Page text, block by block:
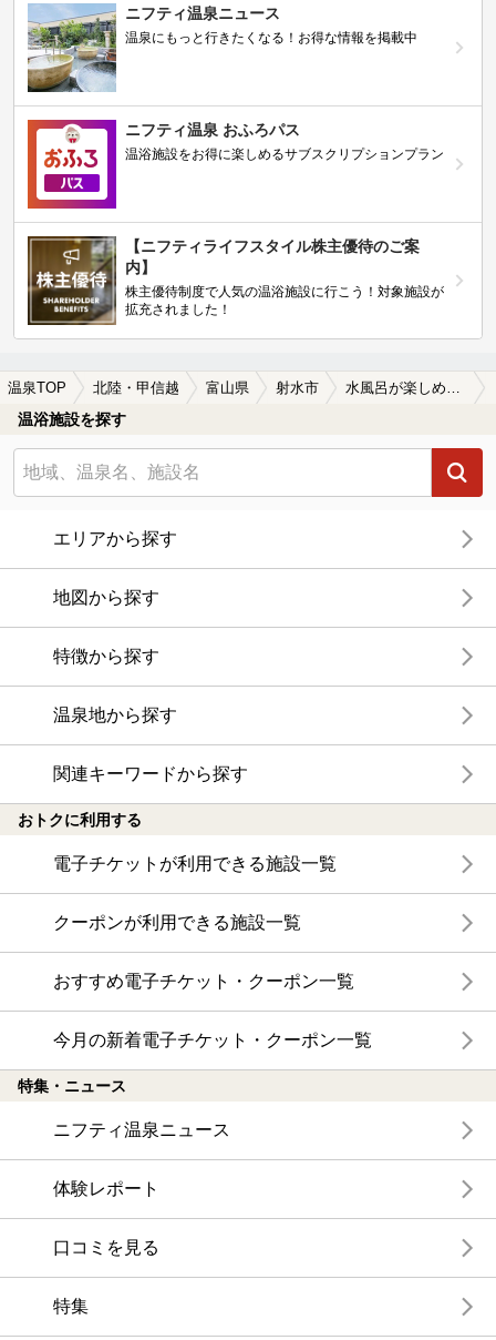
ニフティ温泉ニュース
温泉にもっと行きたくなる！お得な情報を掲載中
ニフティ温泉 おふろパス
温浴施設をお得に楽しめるサブスクリプションプラン
【ニフティライフスタイル株主優待のご案
内】
株主優待制度で人気の温浴施設に行こう！対象施設が
拡充されました！
温泉TOP 北陸・甲信越 富山県 射水市 水風呂が楽しめる射水市の温泉、日帰り温泉、スーパー銭湯おすすめ
温浴施設を探す
エリアから探す
地図から探す
特徴から探す
温泉地から探す
関連キーワードから探す
おトクに利用する
電子チケットが利用できる施設一覧
クーポンが利用できる施設一覧
おすすめ電子チケット・クーポン一覧
今月の新着電子チケット・クーポン一覧
特集・ニュース
ニフティ温泉ニュース
体験レポート
口コミを見る
特集